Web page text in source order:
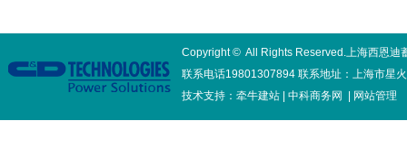
Copyright © All Rights Reserved.上海西恩迪
联系电话19801307894 联系地址：上海市星
技术支持： 牵牛建站 中科商务网 网站管理